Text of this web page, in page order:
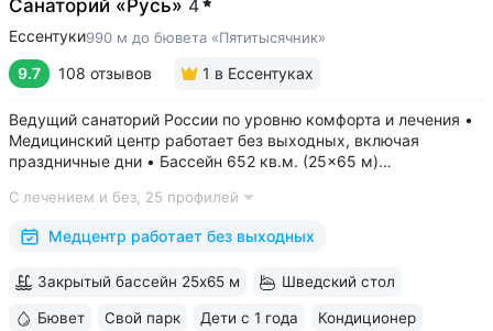
Санаторий «Русь» 4
Ессентуки990 м до бювета «Пятитысячник»
9.7 108 отзывов 1 в Ессентуках
Ведущий санаторий России по уровню комфорта и лечения •
Медицинский центр работает без выходных, включая
праздничные дни • Бассейн 652 кв.м. (25×65 м)
Глубина от 30 до 180 см, есть отдельная детская зона. Рядом
расположены закрытая терраса...
С лечением и без, 25 профилей
Медцентр работает без выходных
Закрытый бассейн 25х65 м Шведский стол
Бювет Свой парк Дети с 1 года Кондиционер